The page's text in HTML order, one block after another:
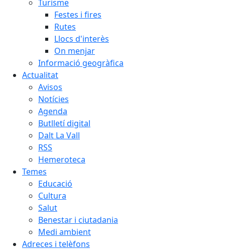
Turisme
Festes i fires
Rutes
Llocs d'interès
On menjar
Informació geogràfica
Actualitat
Avisos
Notícies
Agenda
Butlletí digital
Dalt La Vall
RSS
Hemeroteca
Temes
Educació
Cultura
Salut
Benestar i ciutadania
Medi ambient
Adreces i telèfons